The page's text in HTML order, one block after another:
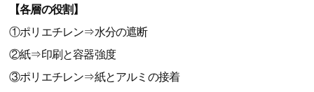
【各層の役割】
①ポリエチレン⇒水分の遮断
②紙⇒印刷と容器強度
③ポリエチレン⇒紙とアルミの接着